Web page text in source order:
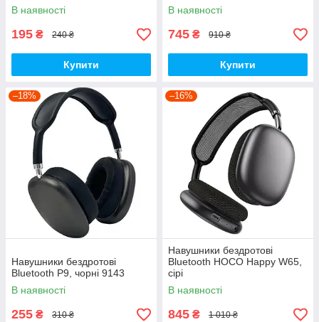
В наявності
195 ₴ 240 ₴
Купити
В наявності
745 ₴ 910 ₴
Купити
–18%
Навушники бездротові
Bluetooth P9, чорні 9143
В наявності
255 ₴ 310 ₴
–16%
Навушники бездротові
Bluetooth HOCO Happy W65,
сірі
В наявності
845 ₴ 1 010 ₴